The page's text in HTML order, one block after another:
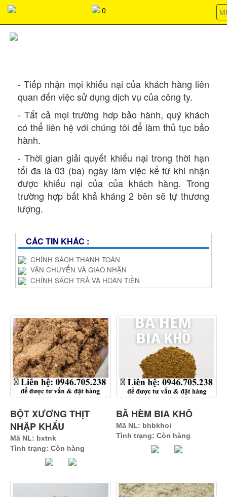
0
- Tiếp nhận mọi khiếu nại của khách hàng liên
quan đến việc sử dụng dịch vụ của công ty.
- Tất cả mọi trường hơp bảo hành, quý khách
có thể liên hệ với chúng tôi để làm thủ tục bảo
hành.
- Thời gian giải quyết khiếu nại trong thời hạn
tối đa là 03 (ba) ngày làm việc kể từ khi nhận
được khiếu nại của của khách hàng. Trong
trường hợp bất khả kháng 2 bên sẽ tự thương
lượng.
CÁC TIN KHÁC :
CHÍNH SÁCH THANH TOÁN
VẬN CHUYỂN VÀ GIAO NHẬN
CHÍNH SÁCH TRẢ VÀ HOÀN TIỀN
BỘT XƯƠNG THỊT
NHẬP KHẨU
Mã NL: bxtnk
Tình trạng: Còn hàng
BÃ HÈM BIA KHÔ
Mã NL: bhbkhoi
Tình trạng: Còn hàng